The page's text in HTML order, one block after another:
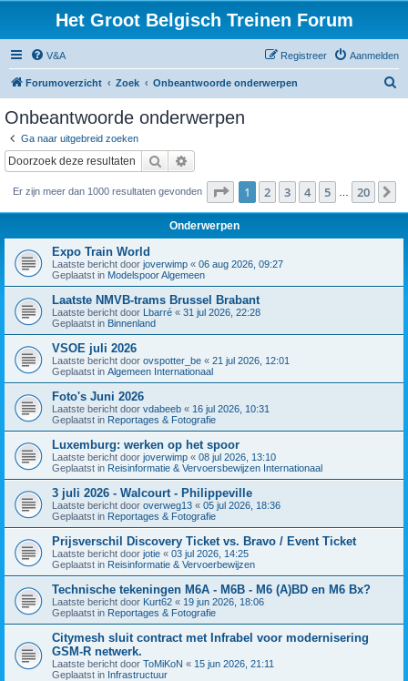
Het Groot Belgisch Treinen Forum
V&A Aanmelden
Registreer
Forumoverzicht Zoek Onbeantwoorde onderwerpen
Onbeantwoorde onderwerpen
Ga naar uitgebreid zoeken
Zoek
Er zijn meer dan 1000 resultaten gevonden Pagina van 20
1 2 3 4 5 20
Onderwerpen
Expo Train World
Laatste bericht door joverwimp « 06 aug 2026, 09:27
Geplaatst in Modelspoor Algemeen
Laatste NMVB-trams Brussel Brabant
Laatste bericht door Lbarré « 31 jul 2026, 22:28
Geplaatst in Binnenland
VSOE juli 2026
Laatste bericht door ovspotter_be « 21 jul 2026, 12:01
Geplaatst in Algemeen Internationaal
Foto's Juni 2026
Laatste bericht door vdabeeb « 16 jul 2026, 10:31
Geplaatst in Reportages & Fotografie
Luxemburg: werken op het spoor
Laatste bericht door joverwimp « 08 jul 2026, 13:10
Geplaatst in Reisinformatie & Vervoersbewijzen Internationaal
3 juli 2026 - Walcourt - Philippeville
Laatste bericht door overweg13 « 05 jul 2026, 18:36
Geplaatst in Reportages & Fotografie
Prijsverschil Discovery Ticket vs. Bravo / Event Ticket
Laatste bericht door jotie « 03 jul 2026, 14:25
Geplaatst in Reisinformatie & Vervoerbewijzen
Technische tekeningen M6A - M6B - M6 (A)BD en M6 Bx?
Laatste bericht door Kurt62 « 19 jun 2026, 18:06
Geplaatst in Reportages & Fotografie
Citymesh sluit contract met Infrabel voor modernisering
GSM-R netwerk.
Laatste bericht door ToMiKoN « 15 jun 2026, 21:11
Geplaatst in Infrastructuur